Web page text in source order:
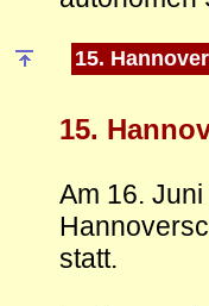
15.
15.
Am 16.
statt.